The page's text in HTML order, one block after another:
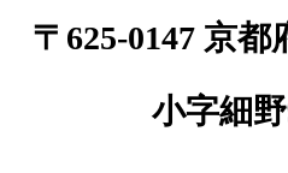
〒625-0147 京
小字細